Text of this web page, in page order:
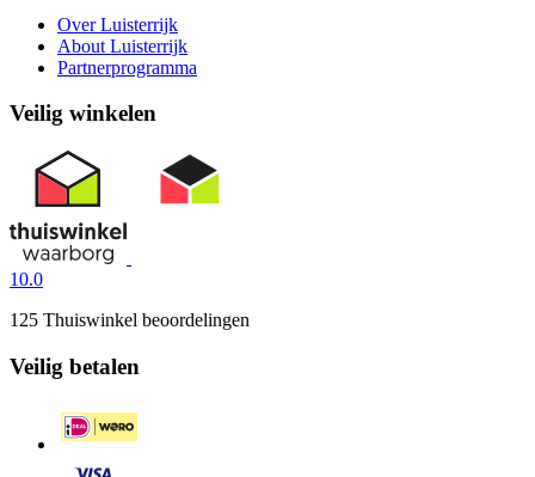
Over Luisterrijk
About Luisterrijk
Partnerprogramma
Veilig winkelen
10.0
125 Thuiswinkel beoordelingen
Veilig betalen